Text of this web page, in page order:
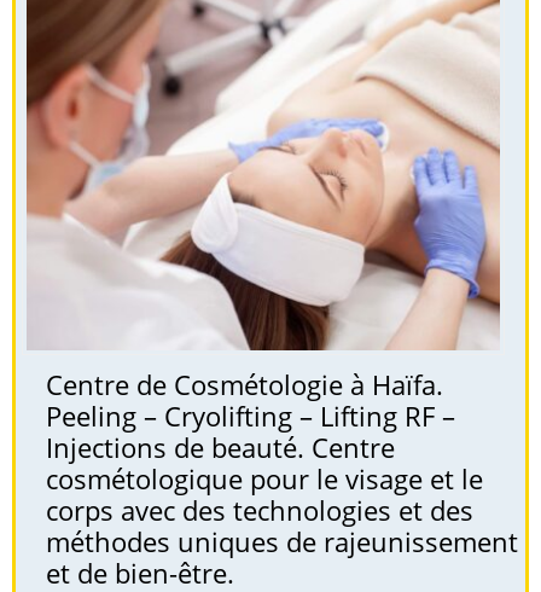
Centre de Cosmétologie à Haïfa.
Peeling – Cryolifting – Lifting RF –
Injections de beauté. Centre
cosmétologique pour le visage et le
corps avec des technologies et des
méthodes uniques de rajeunissement
et de bien-être.